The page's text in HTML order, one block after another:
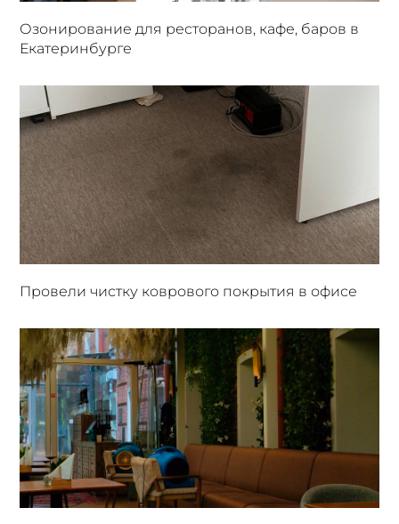
Озонирование для ресторанов, кафе, баров в
Екатеринбурге
Провели чистку коврового покрытия в офисе